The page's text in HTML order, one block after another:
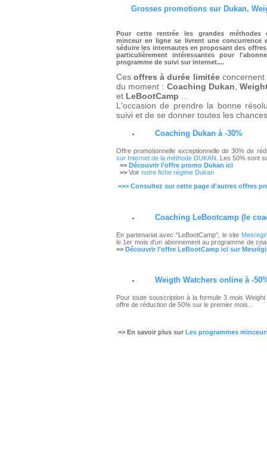
Grosses promotions sur Dukan,
Pour cette rentréeles grandes méthodes
minceur en ligne se livrent une concurrence
séduire les internautes en proposant des
particulièrement intéressantes pour
programme de suivi sur internet....
Cesoffres à durée limitéeconcernent
du moment : Coaching Dukan ,
et LeBootCamp
L'occasion de prendre la bonne
suivi et de se donner toutes les
Coaching Dukan à -30%
Offre promotionnelle exceptionnelle de 30% de
sur Internet de la méthode DUKAN
. Les 50% sont
=> Découvrir l'offre promo Dukan ici
=> Voir notre fiche régime Dukan
=>> Consultez sur cette page d'autres offres
Coaching LeBootcamp (le
En partenariat avec "LeBootCamp", le site
le 1er mois d'un abonnement au programme de
=> Découvrir l'offre LeBootCamp ici sur
Weigth Watchers online à -
Pour toute souscription à la formule 3 mois
offre de réduction de 50% sur le premier mois.
=> En savoir plus sur Les programmes